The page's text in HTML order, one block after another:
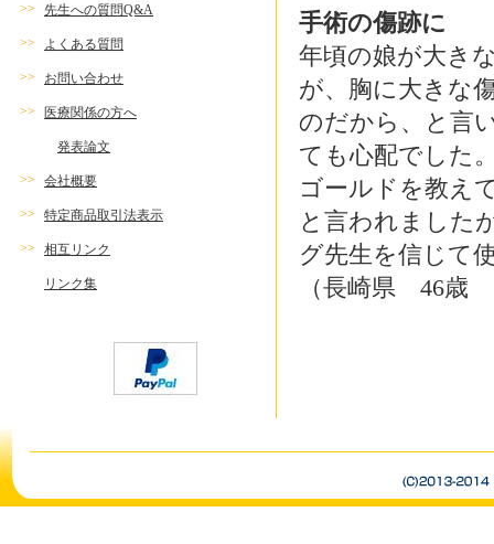
>> 先生への質問Q&A
>> よくある質問
>> お問い合わせ
>> 医療関係の方へ
発表論文
>> 会社概要
>> 特定商品取引法表示
>> 相互リンク
リンク集
手術の傷跡に
年頃の娘が大き
が、胸に大きな
のだから、と言
ても心配でした
ゴールドを教え
と言われました
グ先生を信じて
（長崎県 46歳